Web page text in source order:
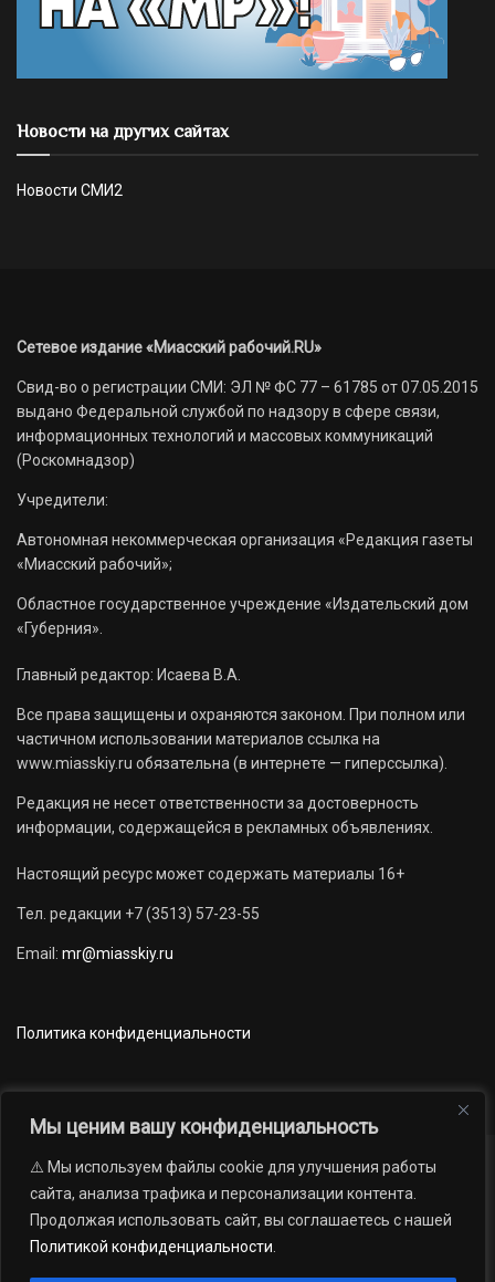
Мы ценим вашу конфиденциальность
⚠️ Мы используем файлы cookie для улучшения работы
сайта, анализа трафика и персонализации контента.
Продолжая использовать сайт, вы соглашаетесь с нашей
Политикой конфиденциальности
Новости на других сайтах
Новости СМИ2
Сетевое издание «Миасский рабочий.RU»
Свид-во о регистрации СМИ: ЭЛ № ФС 77 – 61785 от 07.05.2015
выдано Федеральной службой по надзору в сфере связи,
информационных технологий и массовых коммуникаций
(Роскомнадзор)
Учредители:
Автономная некоммерческая организация «Редакция газеты
«Миасский рабочий»;
Областное государственное учреждение «Издательский дом
«Губерния».
Главный редактор: Исаева В.А.
Все права защищены и охраняются законом. При полном или
частичном использовании материалов ссылка на
www.miasskiy.ru обязательна (в интернете — гиперссылка).
Редакция не несет ответственности за достоверность
информации, содержащейся в рекламных объявлениях.
Настоящий ресурс может содержать материалы 16+
Тел. редакции +7 (3513) 57-23-55
Email: mr@miasskiy.ru
Политика конфиденциальности
Новости Наши проекты
Официально
АРХИВ
16+
газеты «Миасский рабочий»; Областное государственное учреждение